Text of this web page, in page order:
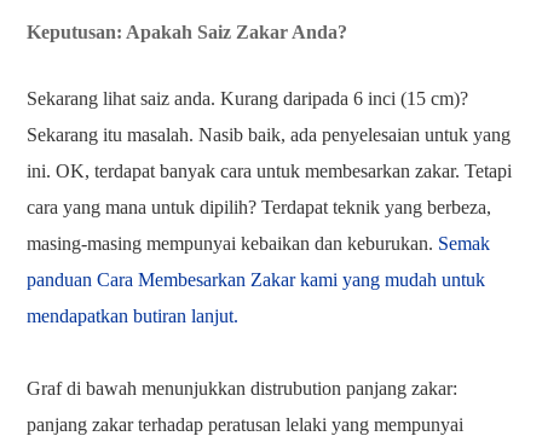
Keputusan: Apakah Saiz Zakar Anda?
Sekarang lihat saiz anda. Kurang daripada 6 inci (15 cm)?
Sekarang itu masalah. Nasib baik, ada penyelesaian untuk yang
ini. OK, terdapat banyak cara untuk membesarkan zakar. Tetapi
cara yang mana untuk dipilih? Terdapat teknik yang berbeza,
masing-masing mempunyai kebaikan dan keburukan. Semak
panduan Cara Membesarkan Zakar kami yang mudah untuk
mendapatkan butiran lanjut.
Graf di bawah menunjukkan distrubution panjang zakar:
panjang zakar terhadap peratusan lelaki yang mempunyai